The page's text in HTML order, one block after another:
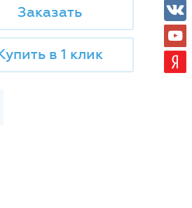
Заказать
в 1 клик